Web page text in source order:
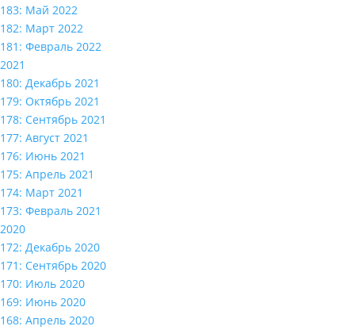
183: Май 2022
182: Март 2022
181: Февраль 2022
2021
180: Декабрь 2021
179: Октябрь 2021
178: Сентябрь 2021
177: Август 2021
176: Июнь 2021
175: Апрель 2021
174: Март 2021
173: Февраль 2021
2020
172: Декабрь 2020
171: Сентябрь 2020
170: Июль 2020
169: Июнь 2020
168: Апрель 2020